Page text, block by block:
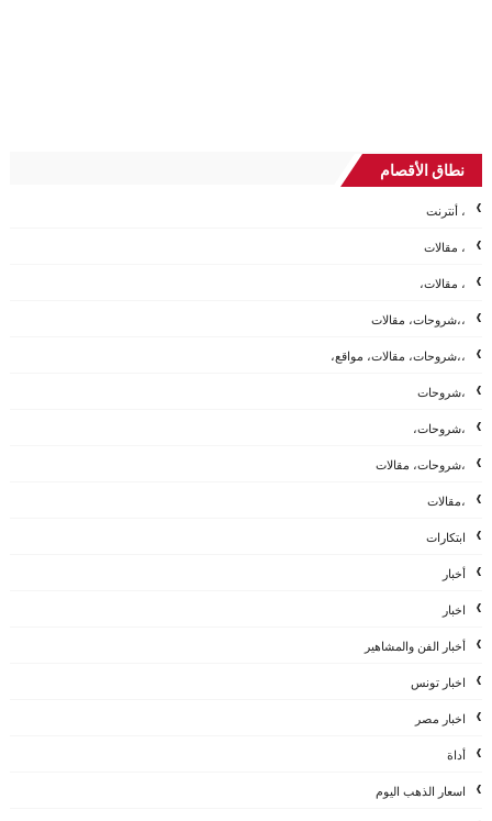
نطاق الأقصام
، أنترنت
، مقالات
، مقالات،
،،شروحات، مقالات
،،شروحات، مقالات، مواقع،
،شروحات
،شروحات،
،شروحات، مقالات
،مقالات
ابتكارات
أخبار
اخبار
أخبار الفن والمشاهير
اخبار تونس
اخبار مصر
أداة
اسعار الذهب اليوم